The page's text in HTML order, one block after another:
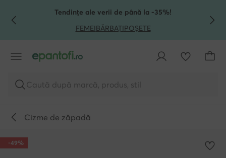
TRECI LA CONȚINUTUL PRINCIPAL
MERGI LA CĂUTARETendințe ale verii de până la -35%!
FEMEIBĂRBAȚIPOȘETE
Caută după marcă, produs, stil
Cizme de zăpadă
-49%